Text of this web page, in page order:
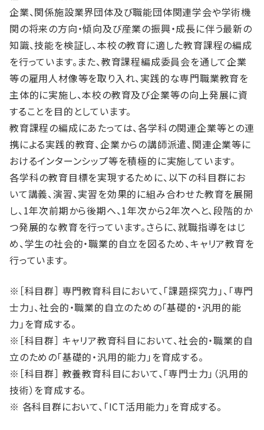
企業、関係施設業界団体及び職能団体関連学会や学術機
関の将来の方向・傾向及び産業の振興・成長に伴う最新の
知識、技能を検証し、本校の教育に適した教育課程の編成
を行っています。また、教育課程編成委員会を通して企業
等の雇用人材像等を取り入れ、実践的な専門職業教育を
主体的に実施し、本校の教育及び企業等の向上発展に資
することを目的としています。
教育課程の編成にあたっては、各学科の関連企業等との連
携による実践的教育、企業からの講師派遣、関連企業等に
おけるインターンシップ等を積極的に実施しています。
各学科の教育目標を実現するために、以下の科目群にお
いて講義、演習、実習を効果的に組み合わせた教育を展開
し、1年次前期から後期へ、1年次から2年次へと、段階的か
つ発展的な教育を行っています。さらに、就職指導をはじ
め、学生の社会的・職業的自立を図るため、キャリア教育を
行っています。
※［科目群］ 専門教育科目において、「課題探究力」、「専門
士力」、社会的・職業的自立のための「基礎的・汎用的能
力」を育成する。
※［科目群］ キャリア教育科目において、社会的・職業的自
立のための「基礎的・汎用的能力」を育成する。
※［科目群］ 教養教育科目において、「専門士力」（汎用的
技術）を育成する。
※ 各科目群において、「ICT活用能力」を育成する。